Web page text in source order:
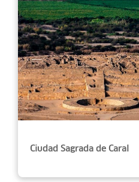
Ciudad Sagrada de Caral